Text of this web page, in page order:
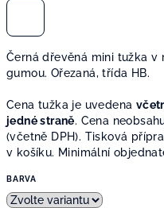
Černá dřevěná mini tužka
gumou. Ořezaná, třída HB.
Cena tužka je uvedena
jedné straně. Cena
(včetně DPH). Tisková
v košíku. Minimální
BARVA